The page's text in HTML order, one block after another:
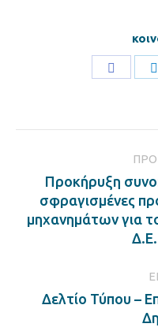
Προκήρυξη
σφραγισμένες
μηχανημάτων για
Δ.Ε.
Δελτίο Τύπου –